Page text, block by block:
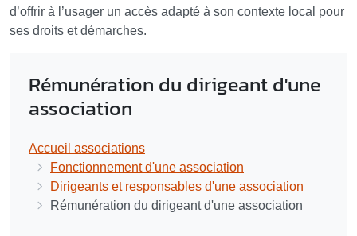
d’offrir à l’usager un accès adapté à son contexte local pour
ses droits et démarches.
Rémunération du dirigeant d'une
association
Accueil associations
Fonctionnement d'une association
Dirigeants et responsables d'une association
Rémunération du dirigeant d'une association